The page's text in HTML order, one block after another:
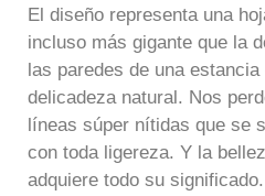
El diseño representa una
incluso más gigante que la
las paredes de una
delicadeza natural. Nos
líneas súper nítidas que se
con toda ligereza. Y la
adquiere todo su significado.